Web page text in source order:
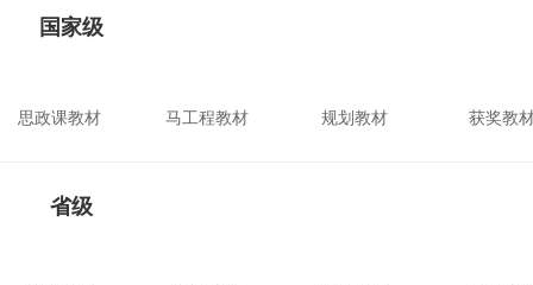
国家级
思政课教材 马工程教材 规划教材 获奖教
省级